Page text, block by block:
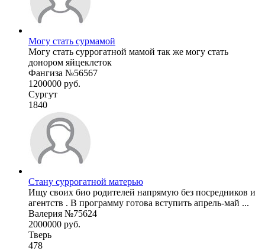
Могу стать сурмамой
Могу стать суррогатной мамой так же могу стать
донором яйцеклеток
Фангиза №56567
1200000 руб.
Сургут
1840
Стану суррогатной матерью
Ищу своих био родителей напрямую без посредников и
агентств . В программу готова вступить апрель-май ...
Валерия №75624
2000000 руб.
Тверь
478